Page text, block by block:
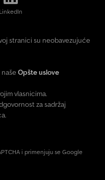
LinkedIn
stranici su neobavezujuće
Opšte uslove
vlasnicima.
za sadržaj
i primenjuju se Google